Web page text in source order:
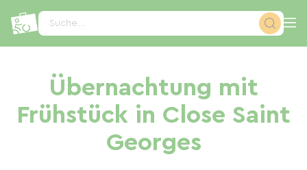
Suche...
Übernachtung mit
Frühstück in Close Saint
Georges
Cookie-Einstellungen